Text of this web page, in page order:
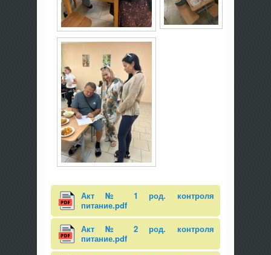
Акт № 1 род. контроля
питание.pdf
Акт № 2 род. контроля
питание.pdf